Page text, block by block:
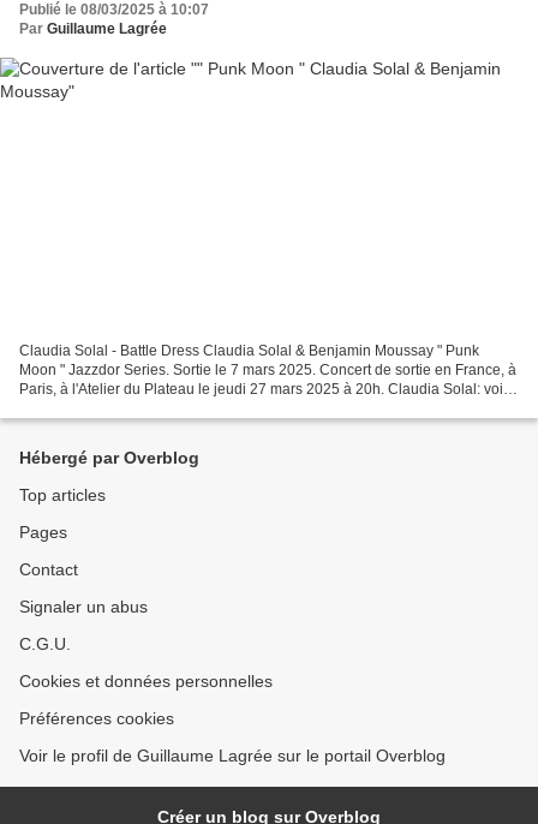
Publié le 08/03/2025 à 10:07
Par Guillaume Lagrée
Claudia Solal - Battle Dress Claudia Solal & Benjamin Moussay " Punk
Moon " Jazzdor Series. Sortie le 7 mars 2025. Concert de sortie en France, à
Paris, à l'Atelier du Plateau le jeudi 27 mars 2025 à 20h. Claudia Solal: voix,
Hébergé par Overblog
Top articles
Pages
Contact
Signaler un abus
C.G.U.
Cookies et données personnelles
Préférences cookies
Voir le profil de Guillaume Lagrée sur le portail Overblog
Créer un blog sur Overblog